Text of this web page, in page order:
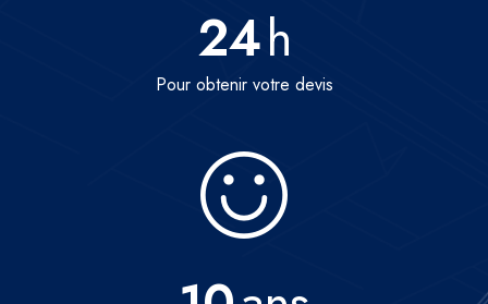
24h
Pour obtenir votre devis